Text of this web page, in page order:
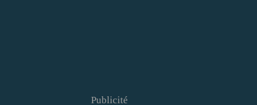
Publicité